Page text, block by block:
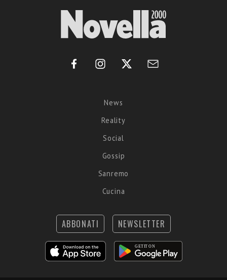
News
Reality
Social
Gossip
Sanremo
Cucina
ABBONATI NEWSLETTER